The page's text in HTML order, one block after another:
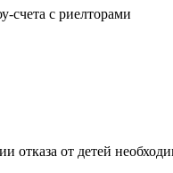
с риелторами